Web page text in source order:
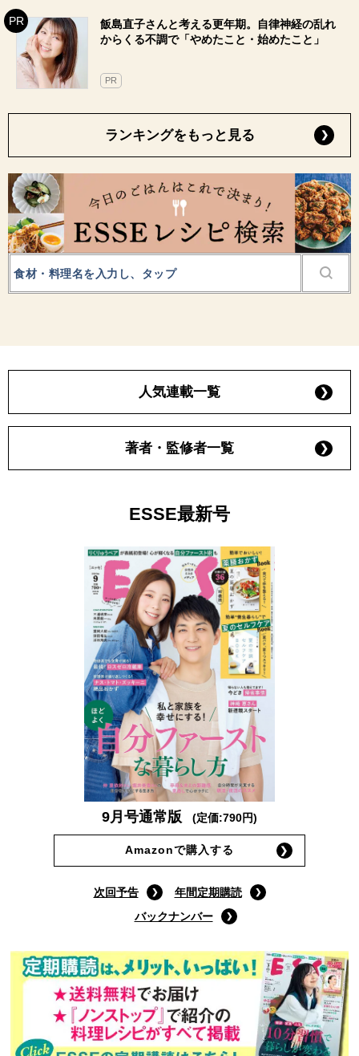
飯島直子さんと考える更年期。自律神経の乱れ
からくる不調で「やめたこと・始めたこと」
PR
ランキングをもっと見る
人気連載一覧
著者・監修者一覧
ESSE最新号
9月号通常版 (定価:790円)
Amazonで購入する
次回予告
年間定期購読
バックナンバー